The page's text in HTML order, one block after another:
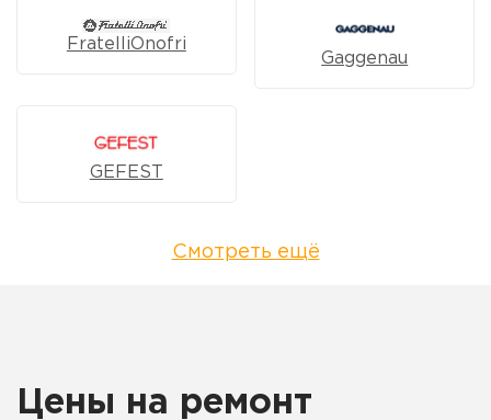
FratelliOnofri
Gaggenau
GEFEST
Смотреть ещё
Цены на ремонт